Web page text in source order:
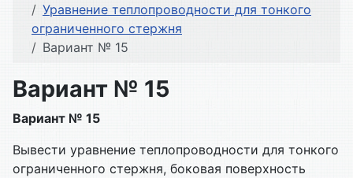
Уравнение теплопроводности для тонкого
ограниченного стержня
Вариант № 15
Вариант № 15
Вариант № 15
Вывести уравнение теплопроводности для тонкого
ограниченного стержня, боковая поверхность